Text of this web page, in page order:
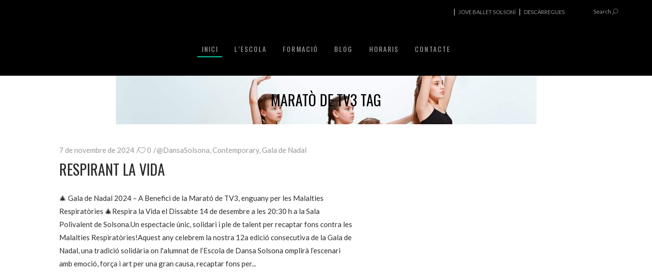
JOVE BALLET SOLSONÍ DESCÀRREGUES
INICI L’ESCOLA FORMACIÓ BLOG HORARIS CONTACTE
Search
MARATÒ DE TV3 TAG
7 de novembre de 2024 0 @DansaSolsona,Contemporary,Gala de Nadal
RESPIRANT LA VIDA
🎄 Gala de Nadal 2024 – A Benefici de la Marató de TV3, enguany per les Malalties
Respiratòries 🎄Respira la Vida el Dissabte 14 de desembre a les 20:30 h a la Sala
Polivalent de Solsona.Un espectacle únic, solidari i ple de talent per recaptar fons contra les
Malalties Respiratòries!Aquest any celebrem la nostra 12a edició consecutiva de la Gala de
Nadal, una tradició solidària on l'alumnat de l’Escola de Dansa Solsona omplirà l’escenari
amb emoció, força i art per una gran causa, recaptar fons per